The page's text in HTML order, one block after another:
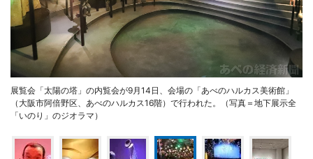
展覧会「太陽の塔」の内覧会が9月14日、会場の「あべのハルカス美術館」
（大阪市阿倍野区、あべのハルカス16階）で行われた。（写真＝地下展示全
「いのり」のジオラマ）